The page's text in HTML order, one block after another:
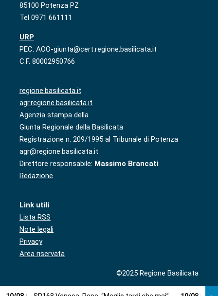
85100 Potenza PZ
Tel 0971 661111
URP
PEC: AOO-giunta@cert.regione.basilicata.it
C.F. 80002950766
regione.basilicata.it
agr.regione.basilicata.it
Agenzia stampa della
Giunta Regionale della Basilicata
Registrazione n. 209/1995 al Tribunale di Potenza
agr@regione.basilicata.it
Direttore responsabile: Massimo Brancati
Redazione
Link utili
Lista RSS
Note legali
Privacy
Area riservata
©2025 Regione Basilicata